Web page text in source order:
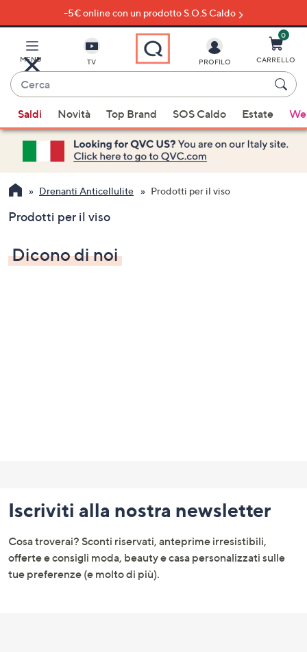
al
principale
-5€ online con un prodotto S.O.S Caldo
MENU TV
Cerca
sono
disponibili
suggerimenti,
usa
i
freccia
e
giù
PROFILO
0
CARRELLO
Saldi Novità Top Brand SOS Caldo Estate
Drenanti Anticellulite Prodotti per il viso
Prodotti per il viso
Dicono di noi
menu
e
informazioni
Iscriviti alla nostra newsletter
Cosa troverai? Sconti riservati, anteprime irresistibili,
offerte e consigli moda, beauty e casa personalizzati sulle
tue preferenze (e molto di più).